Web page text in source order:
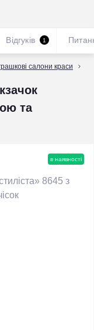
салони краси
та
Відгуків 1
в наявності